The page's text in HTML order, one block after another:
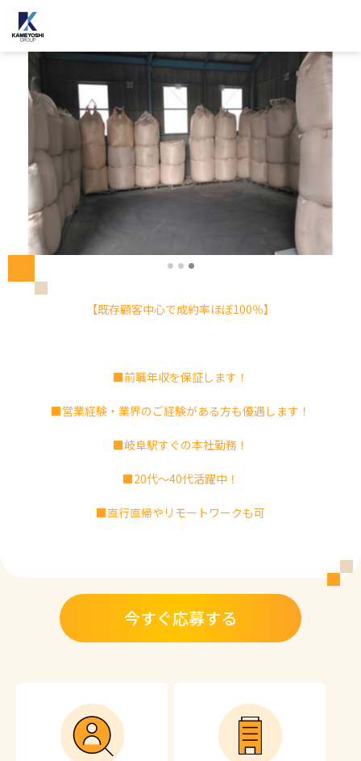
【既存顧客中心で成約率ほぼ100％】
■前職年収を保証します！
■営業経験・業界のご経験がある方も優遇します！
■岐阜駅すぐの本社勤務！
■20代～40代活躍中！
■直行直帰やリモートワークも可
今すぐ応募する